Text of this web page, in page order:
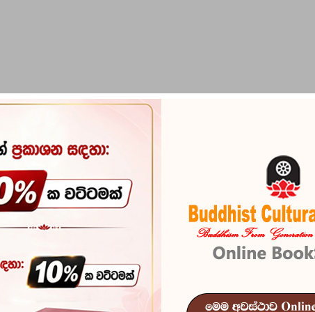
PIRIKARA BUDDHA STATUES RITUAL ITEMS &
Pohoya
පොහොය වර්ණනාව -